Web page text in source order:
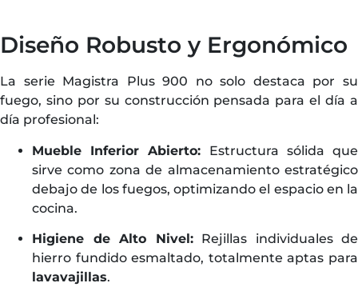
Diseño Robusto y Ergonómico
La serie Magistra Plus 900 no solo destaca por su
fuego, sino por su construcción pensada para el día a
día profesional:
Mueble Inferior Abierto: Estructura sólida que
sirve como zona de almacenamiento estratégico
debajo de los fuegos, optimizando el espacio en la
cocina.
Higiene de Alto Nivel:Rejillas individuales de
hierro fundido esmaltado, totalmente aptas para
lavavajillas.